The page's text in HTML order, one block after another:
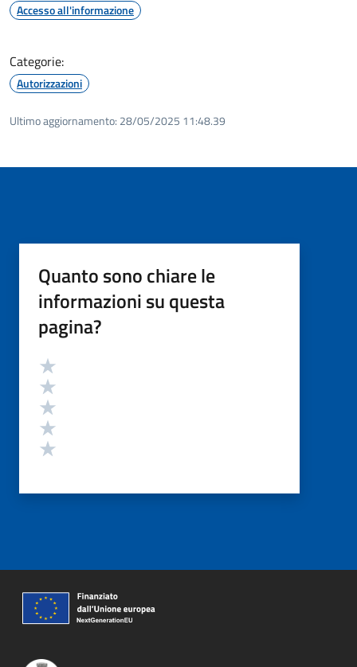
Accesso all'informazione
Categorie:
Autorizzazioni
Ultimo aggiornamento: 28/05/2025 11:48.39
Quanto sono chiare le
informazioni su questa
pagina?
Valutazione